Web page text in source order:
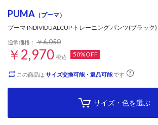
PUMA （プーマ）
プーマ INDIVIDUALCUP トレーニング パンツ(ブラック)
通常価格： ￥6,050
￥2,970 税込 50%OFF
この商品は サイズ交換可能・返品可能です
サイズ・色を選ぶ